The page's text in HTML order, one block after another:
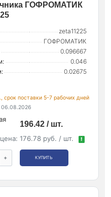
ГОФРОМАТИК
zeta11225
ГОФРОМАТИК
0.096667
0.046
0.02675
срок поставки 5-7 рабочих дней
06.08.2026
196.42 / шт.
176.78 руб. / шт. !
+ КУПИТЬ